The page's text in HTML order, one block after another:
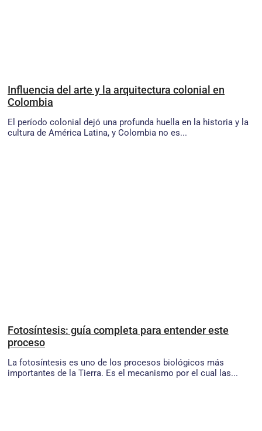
Influencia del arte y la arquitectura colonial en
Colombia
El período colonial dejó una profunda huella en la historia y la
cultura de América Latina, y Colombia no es...
Fotosíntesis: guía completa para entender este
proceso
La fotosíntesis es uno de los procesos biológicos más
importantes de la Tierra. Es el mecanismo por el cual las...